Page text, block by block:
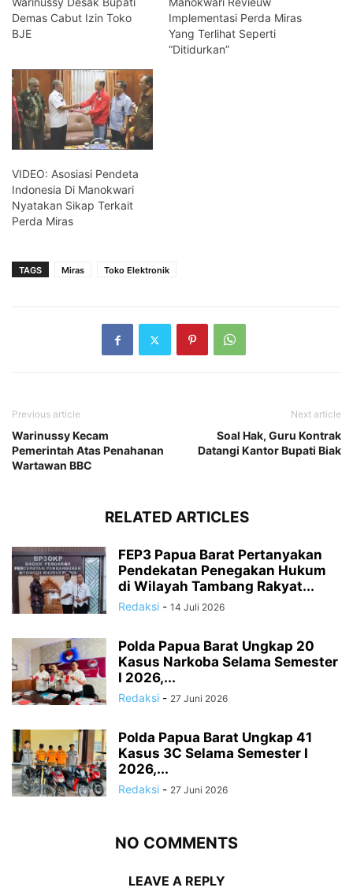
Demas Cabut Izin Toko
BJE
Implementasi Perda Miras
Yang Terlihat Seperti
“Ditidurkan”
VIDEO: Asosiasi Pendeta
Indonesia Di Manokwari
Nyatakan Sikap Terkait
Perda Miras
TAGS Miras Toko Elektronik
Previous article
Warinussy Kecam
Pemerintah Atas Penahanan
Wartawan BBC
Next article
Soal Hak, Guru Kontrak
Datangi Kantor Bupati Biak
RELATED ARTICLES
FEP3 Papua Barat Pertanyakan
Pendekatan Penegakan Hukum
di Wilayah Tambang Rakyat...
Redaksi - 14 Juli 2026
Polda Papua Barat Ungkap 20
Kasus Narkoba Selama Semester
I 2026,...
Redaksi - 27 Juni 2026
Polda Papua Barat Ungkap 41
Kasus 3C Selama Semester I
2026,...
Redaksi - 27 Juni 2026
NO COMMENTS
LEAVE A REPLY